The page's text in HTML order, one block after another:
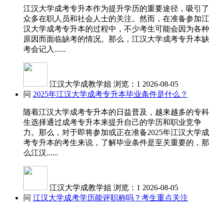
江汉大学成考专升本作为提升学历的重要途径，吸引了
众多在职人员和社会人士的关注。然而，在准备参加江
汉大学成考专升本的过程中，不少考生可能会因为各种
原因而面临缺考的情况。那么，江汉大学成考专升本缺
考会记入......
江汉大学成教学姐 浏览：1 2026-08-05
问 2025年江汉大学成考专升本毕业条件是什么？
随着江汉大学成考专升本的日益普及，越来越多的专科
生选择通过成考专升本来提升自己的学历和职业竞争
力。那么，对于即将参加或正在准备2025年江汉大学成
考专升本的考生来说，了解毕业条件是至关重要的，那
么江汉......
江汉大学成教学姐 浏览：1 2026-08-05
问 江汉大学成考学历能评职称吗？考生重点关注